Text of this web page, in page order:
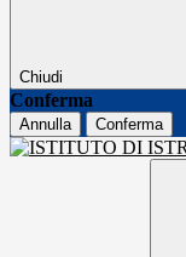
Chiudi
Conferma
Annulla Conferma